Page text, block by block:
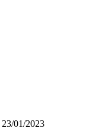
23/01/2023